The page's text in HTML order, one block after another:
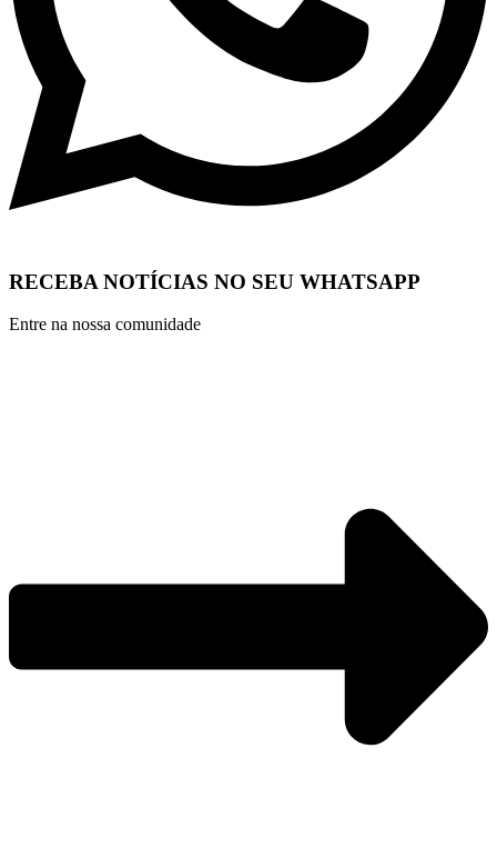
RECEBA NOTÍCIAS NO SEU WHATSAPP
Entre na nossa comunidade